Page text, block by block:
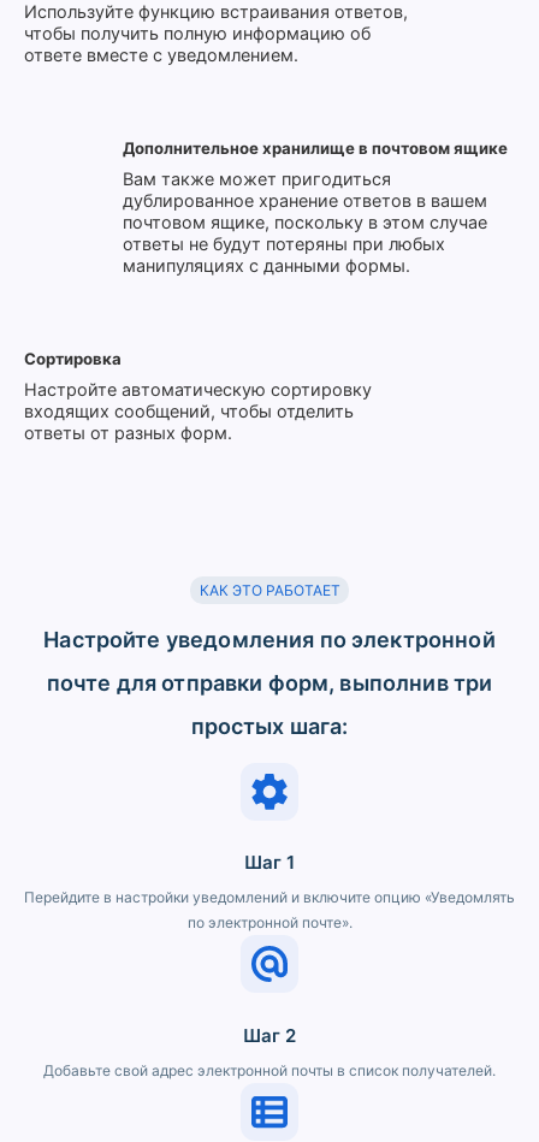
Используйте функцию встраивания ответов,
чтобы получить полную информацию об
ответе вместе с уведомлением.
Дополнительное хранилище в почтовом ящике
Вам также может пригодиться
дублированное хранение ответов в вашем
почтовом ящике, поскольку в этом случае
ответы не будут потеряны при любых
манипуляциях с данными формы.
Сортировка
Настройте автоматическую сортировку
входящих сообщений, чтобы отделить
ответы от разных форм.
КАК ЭТО РАБОТАЕТ
Настройте уведомления по электронной
почте для отправки форм, выполнив три
простых шага:
Шаг 1
Перейдите в настройки уведомлений и включите опцию «Уведомлять
по электронной почте».
Шаг 2
Добавьте свой адрес электронной почты в список получателей.